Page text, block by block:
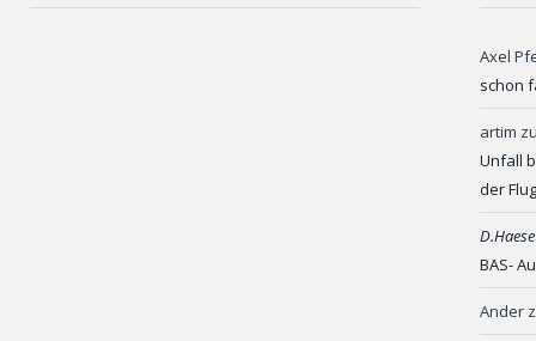
Axel
schon
artim
Unfall
der
BAS-
Ander